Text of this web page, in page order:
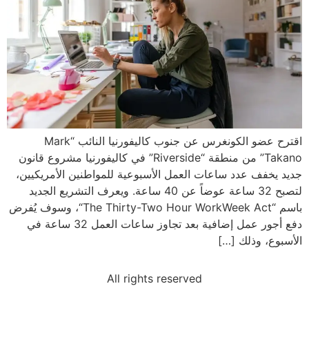
اقترح عضو الكونغرس عن جنوب كاليفورنيا النائب “Mark
Takano” من منطقة “Riverside” في كاليفورنيا مشروع قانون
جديد يخفف عدد ساعات العمل الأسبوعية للمواطنين الأمريكيين،
لتصبح 32 ساعة عوضاً عن 40 ساعة. ويعرف التشريع الجديد
باسم “The Thirty-Two Hour WorkWeek Act“، وسوف يُفرض
دفع أجور عمل إضافية بعد تجاوز ساعات العمل 32 ساعة في
الأسبوع، وذلك […]
All rights reserved